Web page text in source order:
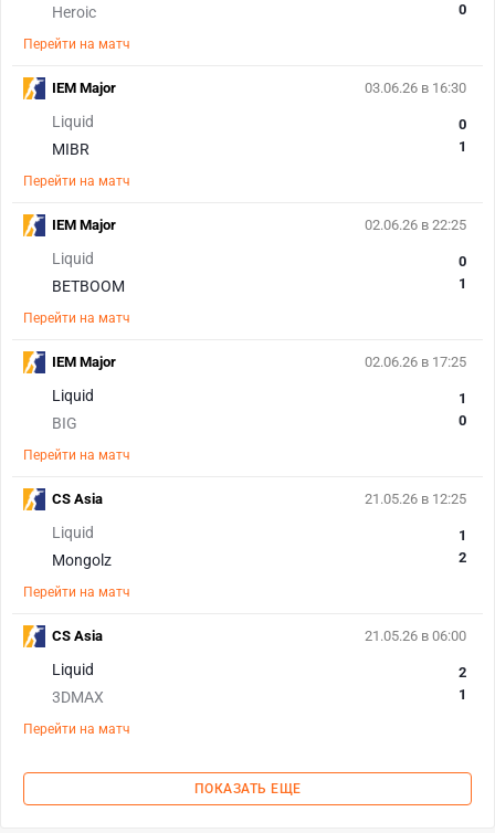
Heroic 0
Перейти на матч
03.06.26 в 16:30
Liquid
MIBR
0
1
Перейти на матч
IEM Major
02.06.26 в 22:25
Liquid
BETBOOM
0
1
Перейти на матч
IEM Major
02.06.26 в 17:25
Liquid
BIG
1
0
Перейти на матч
IEM Major
21.05.26 в 12:25
Liquid
Mongolz
1
2
Перейти на матч
CS Asia
21.05.26 в 06:00
Liquid
3DMAX
2
1
Перейти на матч
CS Asia
ПОКАЗАТЬ ЕЩЕ